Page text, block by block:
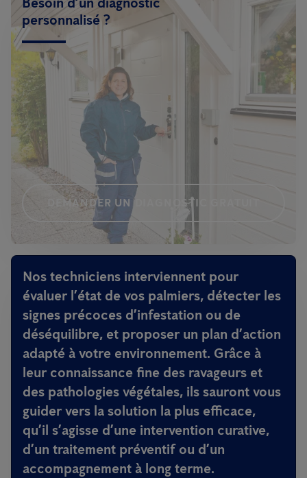
personnalisé ?
DEMANDER UN DIAGNOSTIC GRATUIT
Nos techniciens interviennent pour
évaluer l’état de vos palmiers, détecter les
signes précoces d’infestation ou de
déséquilibre, et proposer un plan d’action
adapté à votre environnement. Grâce à
leur connaissance fine des ravageurs et
des pathologies végétales, ils sauront vous
guider vers la solution la plus efficace,
qu’il s’agisse d’une intervention curative,
d’un traitement préventif ou d’un
accompagnement à long terme.